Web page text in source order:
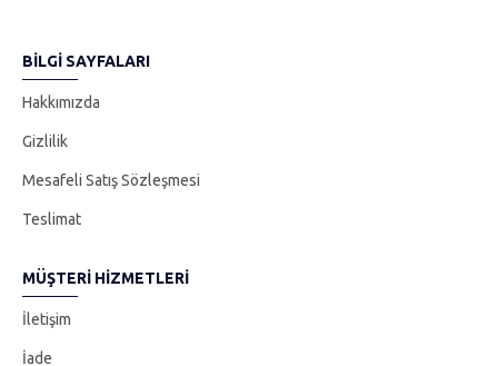
BILGI SAYFALARI
Hakkımızda
Gizlilik
Mesafeli Satış Sözleşmesi
Teslimat
MÜŞTERI HIZMETLERI
İletişim
İade